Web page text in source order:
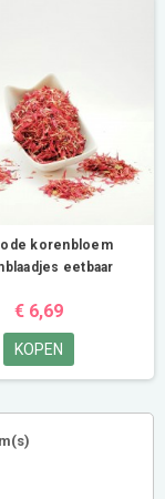
korenbloem
eetbaar
€ 6,69
KOPEN